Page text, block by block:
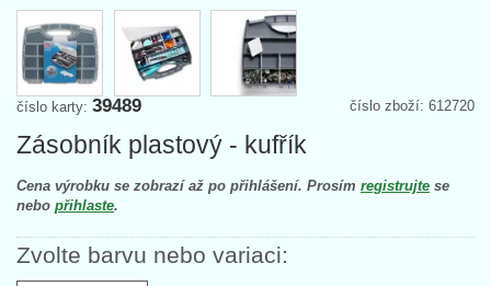
číslo zboží: 612720
číslo karty: 39489
Zásobník plastový - kufřík
Cena výrobku se zobrazí až po přihlášení. Prosím registrujte se
nebo přihlaste.
Zvolte barvu nebo variaci: